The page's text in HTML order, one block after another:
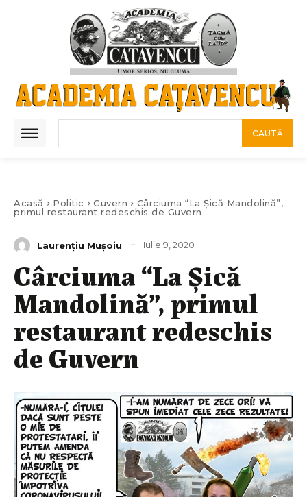
CAUTĂ
Acasă Politic Guvern
Cârciuma “La Șică Mandolină”,
primul restaurant redeschis de Guvern
Laurenţiu Muşoiu Iulie 9, 2020
Cârciuma “La Șică
Mandolină”, primul
restaurant redeschis
de Guvern